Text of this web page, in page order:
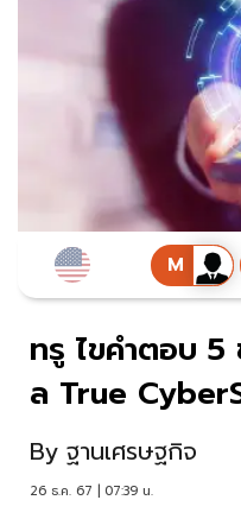
ทรู ไขคำตอบ 5
ล True
By ฐานเศรษฐกิจ
26 ธ.ค. 67 | 07:39 น.